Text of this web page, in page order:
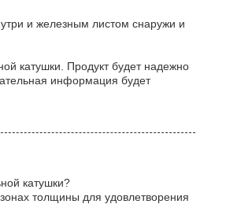
и железным листом снаружи и
катушки. Продукт будет надежно
информация будет
катушки?
толщины для удовлетворения